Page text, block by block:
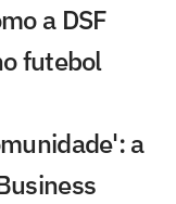
a DSF
futebol
a